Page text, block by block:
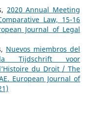
2020 Annual Meeting
Law, 15-16
Journal of Legal
Nuevos miembros del
Tijdschrift voor
du Droit / The
European Journal of